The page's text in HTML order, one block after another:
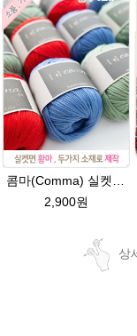
2,900원
상